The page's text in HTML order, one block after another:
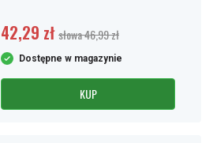
42,29 zł słowa 46,99 zł
Dostępne w magazynie
KUP